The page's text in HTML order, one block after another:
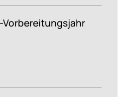
Vorbereitungsjahr